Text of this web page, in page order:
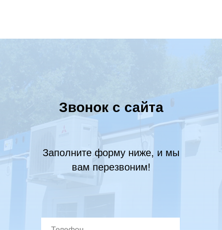
Звонок с сайта
Заполните форму ниже, и мы
вам перезвоним!